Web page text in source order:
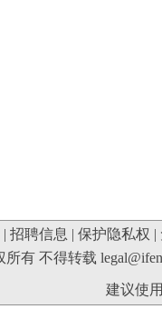
| 招聘信息 | 保护隐私权 |
所有 不得转载
建议使